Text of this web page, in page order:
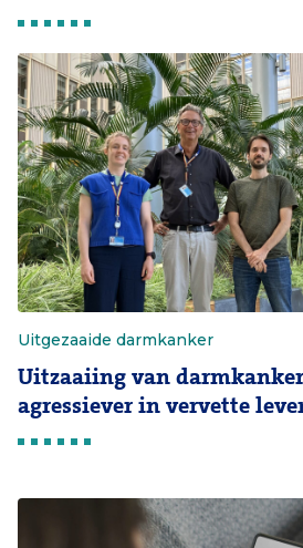
Uitgezaaide darmkanker
Uitzaaiing van
agressiever in vervette